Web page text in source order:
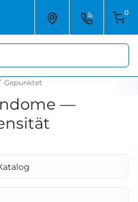
0
Gepunktet
—